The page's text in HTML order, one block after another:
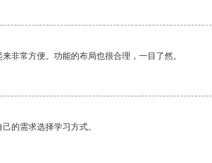
非常方便。功能的布局也很合理，一目了然。
的需求选择学习方式。